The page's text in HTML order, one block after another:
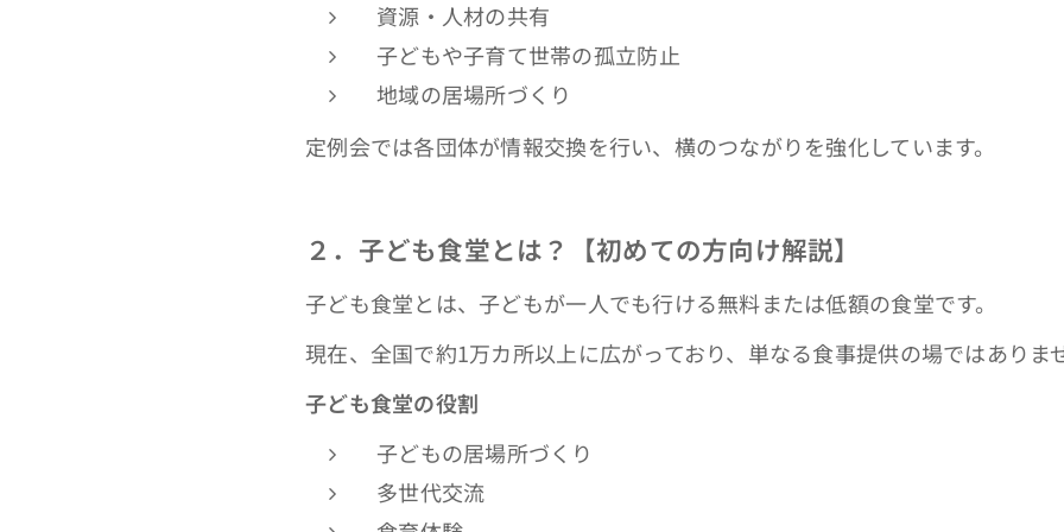
資源・人材の共有
子どもや子育て世帯の孤立防止
地域の居場所づくり
定例会では各団体が情報交換を行い、横のつながりを強化しています。
２．子ども食堂とは？【初めての方向け解説】
子ども食堂とは、子どもが一人でも行ける無料または低額の食堂です。
現在、全国で約1万カ所以上に広がっており、単なる食事提供の場ではありま
子ども食堂の役割
子どもの居場所づくり
多世代交流